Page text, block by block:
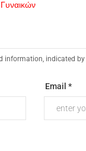
information, indicated
Email *